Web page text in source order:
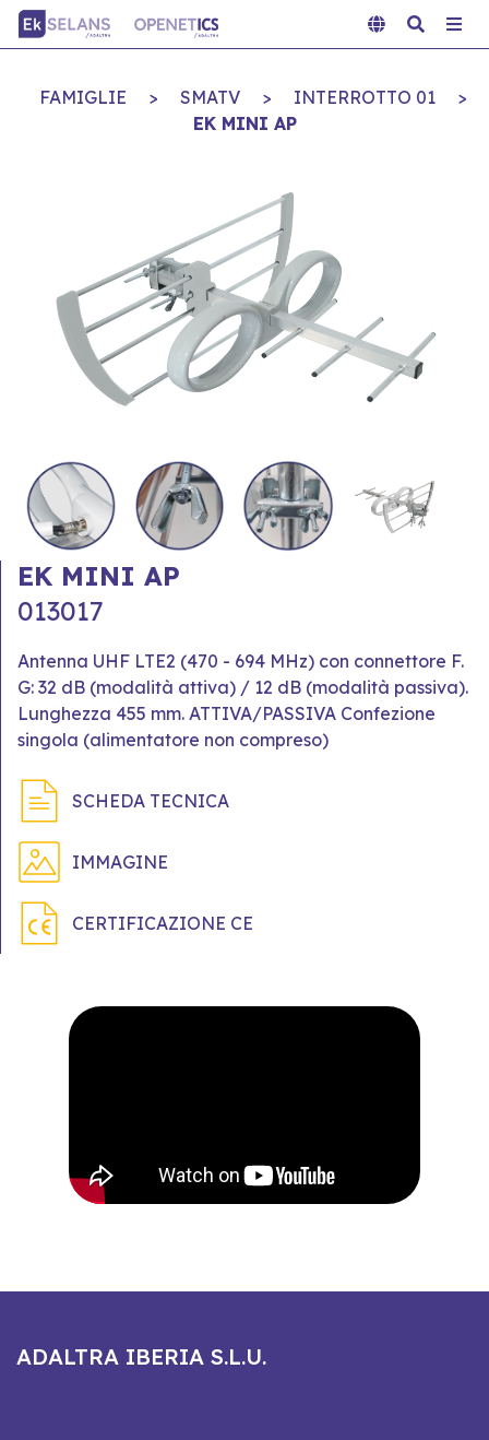
FAMIGLIE > SMATV > INTERROTTO 01
>
EK MINI AP
EK MINI AP
013017
Antenna UHF LTE2 (470 - 694 MHz) con connettore F.
G: 32 dB (modalità attiva) / 12 dB (modalità passiva).
Lunghezza 455 mm. ATTIVA/PASSIVA Confezione
singola (alimentatore non compreso)
SCHEDA TECNICA
IMMAGINE
CERTIFICAZIONE CE
ADALTRA IBERIA S.L.U.